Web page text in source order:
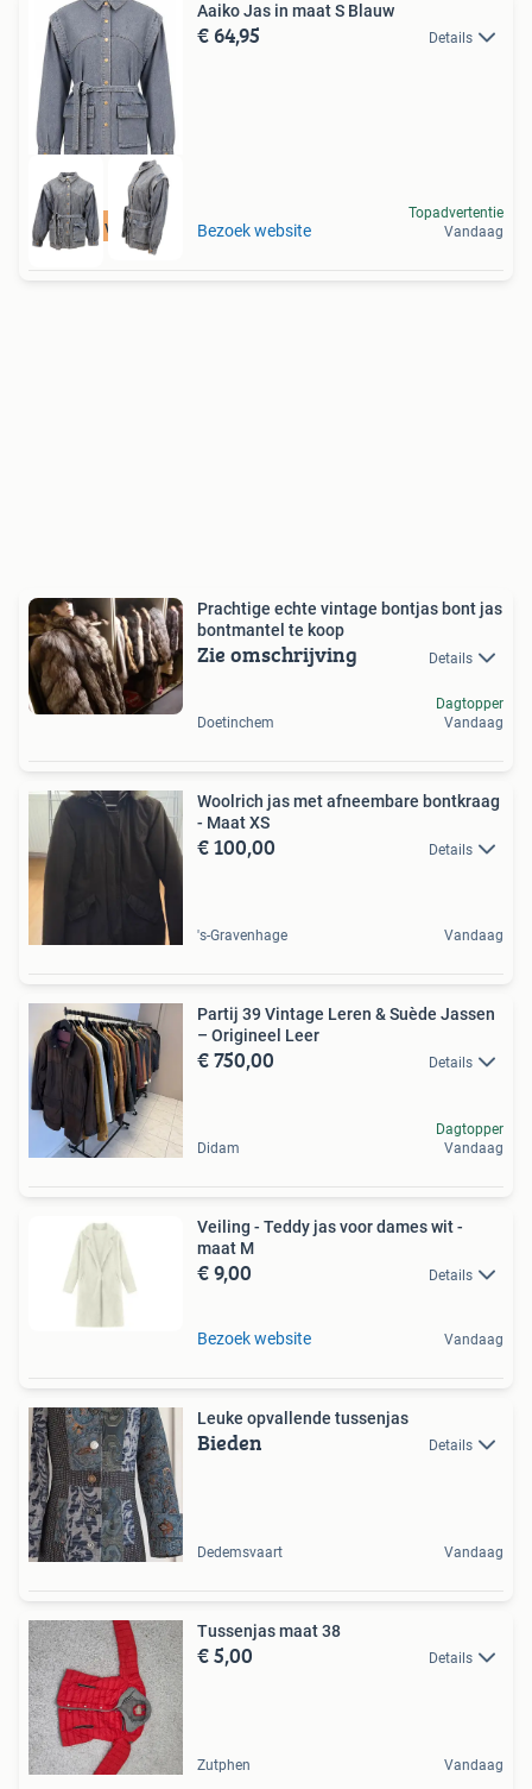
Tot 75% voordeel
Aaiko Jas in maat S Blauw
€ 64,95 Details
Bezoek website
Topadvertentie
Vandaag
Prachtige echte vintage bontjas bont jas
bontmantel te koop
Zie omschrijving Details
Doetinchem
Dagtopper
Vandaag
Woolrich jas met afneembare bontkraag
- Maat XS
€ 100,00 Details
's-Gravenhage Vandaag
Partij 39 Vintage Leren & Suède Jassen
– Origineel Leer
€ 750,00 Details
Didam
Dagtopper
Vandaag
Veiling - Teddy jas voor dames wit -
maat M
€ 9,00 Details
Bezoek website Vandaag
Leuke opvallende tussenjas
Bieden Details
Dedemsvaart Vandaag
Tussenjas maat 38
€ 5,00 Details
Zutphen Vandaag